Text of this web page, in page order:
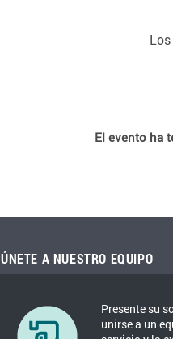
Los
El evento ha
ÚNETE A NUESTRO EQUIPO
Presente su
unirse a un